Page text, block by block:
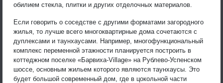
обилием стекла, плитки и других отделочных материалов.
Если говорить о соседстве с другими форматами загородного
жилья, то лучше всего многоквартирные дома сочетаются с
дуплексами и таунхаусами. Например, многофункциональный
комплекс переменной этажности планируется построить в
коттеджном поселке «Барвиха-Village» на Рублево-Успенском
шоссе, основным жильем которого являются таунхаусы. Это
будет большой современный дом, где в цокольной части